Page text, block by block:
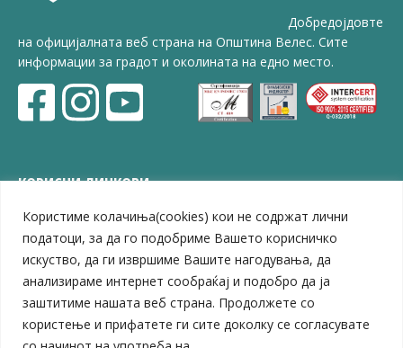
Користиме колачиња(cookies) кои не содржат лични
податоци, за да го подобриме Вашето корисничко
искуство, да ги извршиме Вашите нагодувања, да
анализираме интернет сообраќај и подобро да ја
заштитиме нашата веб страна. Продолжете со
користење и прифатете ги сите доколку се согласувате
Добредојдовте
на официјалната веб страна на Општина Велес. Сите
информации за градот и околината на едно место.
КОРИСНИ ЛИНКОВИ
ЗЕЛС – Заедница на единиците на локална самоуправа
Центар за развој на Вардарски плански регион
Јавно комунално претпријатие „Дервен“
ЈПССО „Парк – спорт и паркинзи“
ЛБ „Гоце Делчев“
ЛУ „Народен Музеј“
Влада на Република Северна Македонија